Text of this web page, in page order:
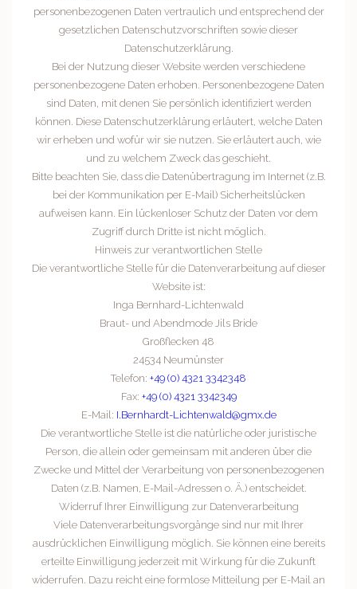
personenbezogenen Daten vertraulich und entsprechend der
gesetzlichen Datenschutzvorschriften sowie dieser
Datenschutzerklärung.
Bei der Nutzung dieser Website werden verschiedene
personenbezogene Daten erhoben. Personenbezogene Daten
sind Daten, mit denen Sie persönlich identifiziert werden
können. Diese Datenschutzerklärung erläutert, welche Daten
wir erheben und wofür wir sie nutzen. Sie erläutert auch, wie
und zu welchem Zweck das geschieht.
Bitte beachten Sie, dass die Datenübertragung im Internet (z.B.
bei der Kommunikation per E-Mail) Sicherheitslücken
aufweisen kann. Ein lückenloser Schutz der Daten vor dem
Zugriff durch Dritte ist nicht möglich.
Hinweis zur verantwortlichen Stelle
Die verantwortliche Stelle für die Datenverarbeitung auf dieser
Website ist:
Inga Bernhard-Lichtenwald
Braut- und Abendmode Jils Bride
Großflecken 48
24534 Neumünster
Telefon: +49 (0) 4321 3342348
Fax: +49 (0) 4321 3342349
E-Mail: I.Bernhardt-Lichtenwald@gmx.de
Die verantwortliche Stelle ist die natürliche oder juristische
Person, die allein oder gemeinsam mit anderen über die
Zwecke und Mittel der Verarbeitung von personenbezogenen
Daten (z.B. Namen, E-Mail-Adressen o. Ä.) entscheidet.
Widerruf Ihrer Einwilligung zur Datenverarbeitung
Viele Datenverarbeitungsvorgänge sind nur mit Ihrer
ausdrücklichen Einwilligung möglich. Sie können eine bereits
erteilte Einwilligung jederzeit mit Wirkung für die Zukunft
widerrufen. Dazu reicht eine formlose Mitteilung per E-Mail an